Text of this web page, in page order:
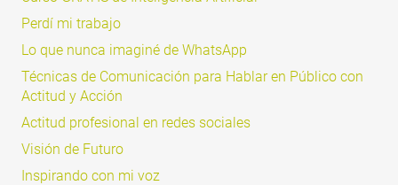
Perdí mi trabajo
Lo que nunca imaginé de WhatsApp
Técnicas de Comunicación para Hablar en Público con
Actitud y Acción
Actitud profesional en redes sociales
Visión de Futuro
Inspirando con mi voz